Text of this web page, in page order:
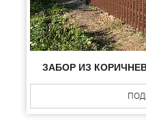
ЗАБОР ИЗ